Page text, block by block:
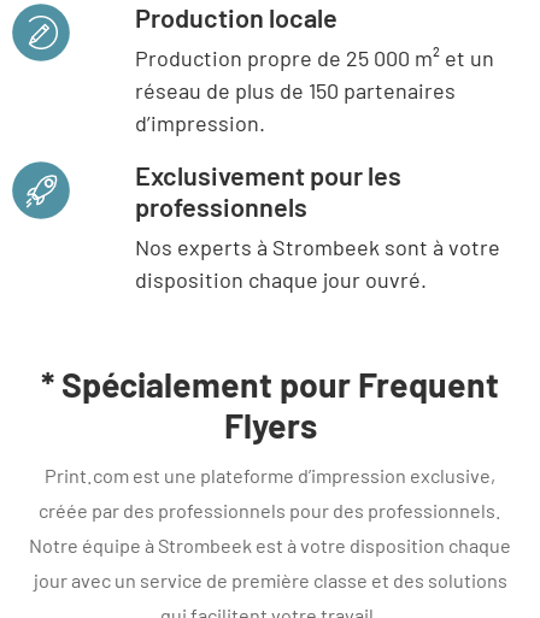
Production locale
Production propre de 25 000 m² et un
réseau de plus de 150 partenaires
d’impression.
Exclusivement pour les
professionnels
Nos experts à Strombeek sont à votre
disposition chaque jour ouvré.
* Spécialement pour Frequent
Flyers
Print.com est une plateforme d’impression exclusive,
créée par des professionnels pour des professionnels.
Notre équipe à Strombeek est à votre disposition chaque
jour avec un service de première classe et des solutions